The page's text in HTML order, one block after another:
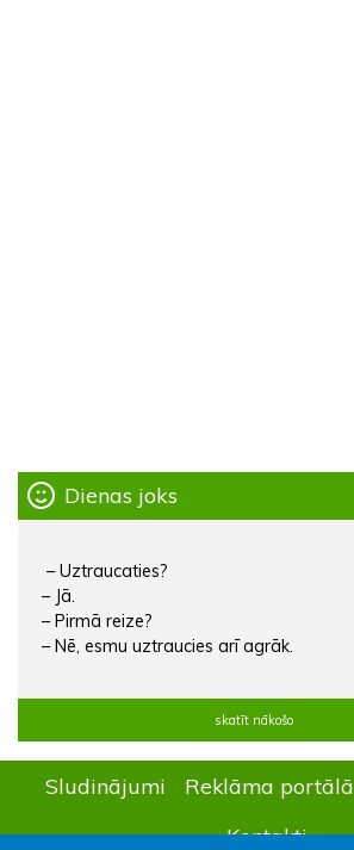
Dienas joks
– Uztraucaties?
– Jā.
– Pirmā reize?
– Nē, esmu uztraucies arī agrāk.
skatīt nākošo
Sludinājumi Reklāma portālā
Kontakti